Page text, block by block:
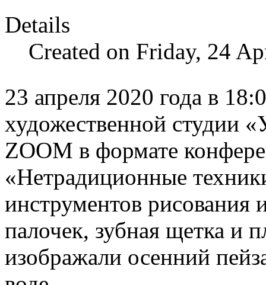
Details
Created on Friday, 24
23 апреля 2020 года в
художественной студии
ZOOM в формате
«Нетрадиционные
инструментов рисования
палочек, зубная щетка и
изображали осенний